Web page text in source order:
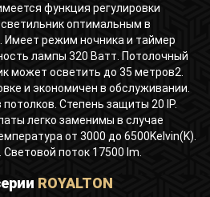
функция регулировки
оптимальным в
Имеет режим ночника и таймер
лампы 320 Ватт. Потолочный
может осветить до 35 метров2.
и экономичен в обслуживании.
Степень защиты 20 IP.
легко заменимы в случае
от 3000 до 6500Kelvin(K).
поток 17500 lm.
ROYALTON